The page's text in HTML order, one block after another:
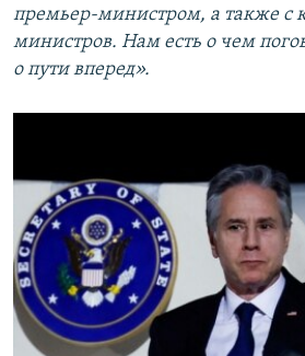
премьер-министром, а также с
министров. Нам есть о чем
о пути вперед».